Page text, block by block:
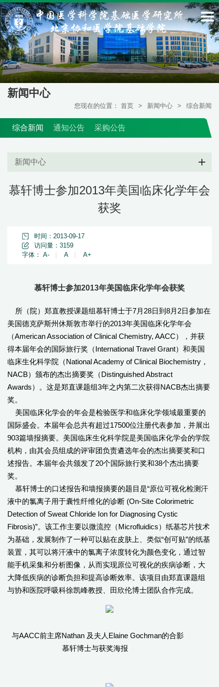
新闻中心
您现在的位置： 首页 > 新闻中心 > 综合新闻
综合新闻 通知公告 采购公告
新闻中心
慕轩博士参加2013年美国临床化学年会
获奖
时间：2013-09-17
访问量： 3159
字体： A- A A+
慕轩博士参加2013年美国临床化学年会获奖
所（院）郑直教授课题组慕轩博士于7月28日到8月2日参加在
美国德克萨斯州休斯敦市举行的2013年美国临床化学年会
（American Association of Clinical Chemistry, AACC），并获
得本届年会的国际旅行奖（International Travel Grant）和美国
临床生化科学院（National Academy of Clinical Biochemistry，
NACB）颁布的杰出摘要奖（Distinguished Abstract
Awards）。这是郑直课题组3年之内第二次获得NACB杰出摘要
奖。
美国临床化学会的年会是检验医学和临床化学领域最重要的
国际盛会。本届年会总共有超过17500位注册代表参加，并展出
903篇墙报摘要。美国临床生化科学院是美国临床化学会的学院
机构，由其会员组成的评审团负责遴选年会的杰出摘要奖和口
述报告。本届年会共颁发了20个国际旅行奖和38个杰出摘要
奖。
慕轩博士的口述报告和墙报摘要的题目是“原位可视化检测汗
液中的氯离子用于囊性纤维化的诊断 (On-Site Colorimetric
Detection of Sweat Chloride Ion for Diagnosing Cystic
Fibrosis)”。该工作主要以微流控（Microfluidics）纸基芯片技术
为基础，发展制作了一种可以贴在皮肤上、类似“创可贴”的纸基
装置，其可以将汗液中的氯离子浓度转化为颜色变化，通过智
能手机采集和分析图像，从而实现原位可视化的疾病诊断，大
大降低疾病的诊断负担和提高诊断效率。该项目由郑直课题组
与协和医院呼吸科徐凯峰教授、田欣伦博士团队合作完成。
与AACC前主席Nathan 及夫人Elaine Gochman的合影
慕轩博士与获奖海报